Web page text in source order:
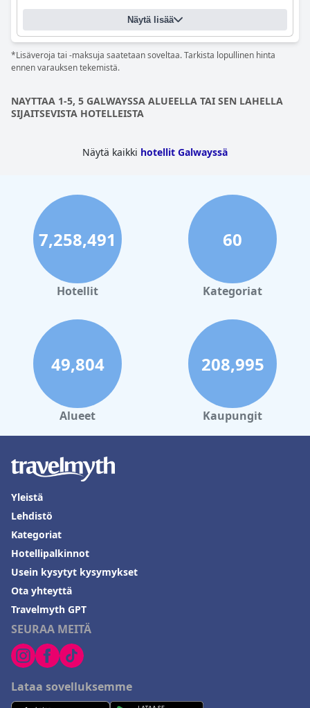
Näytä lisää
*Lisäveroja tai -maksuja saatetaan soveltaa. Tarkista lopullinen hinta
ennen varauksen tekemistä.
NAYTTAA 1-5, 5 GALWAYSSA ALUEELLA TAI SEN LAHELLA
SIJAITSEVISTA HOTELLEISTA
Näytä kaikki hotellit Galwayssä
7,258,491
Hotellit
60
Kategoriat
49,804
Alueet
208,995
Kaupungit
SEURAA MEITÄ
Lataa sovelluksemme
Yleistä
Lehdistö
Kategoriat
Hotellipalkinnot
Usein kysytyt kysymykset
Ota yhteyttä
Travelmyth GPT